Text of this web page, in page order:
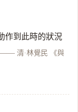
作到此時的狀況
清·林覺民 《與